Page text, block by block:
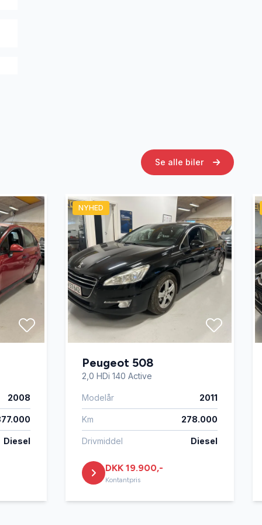
Se alle biler
2008
Diesel
NYHED
Peugeot 508
2,0 HDi 140 Active
Modelår 2011
Km 278.000
Drivmiddel Diesel
DKK 19.900,-
Kontantpris